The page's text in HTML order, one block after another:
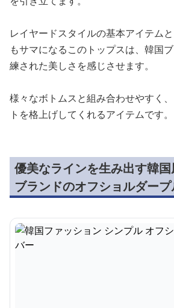
レイヤードスタイルの基本アイテム
もサマになるこのトップスは、韓国
練された美しさを感じさせます。
様々なボトムスと組み合わせやすく
トを格上げしてくれるアイテムです。
優美なラインを生み出す韓
ブランドのオフショルダー